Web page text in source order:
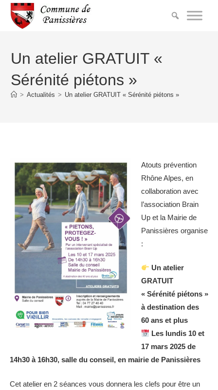
Un atelier GRATUIT «
Sérénité piétons »
> Actualités > Un atelier GRATUIT « Sérénité piétons »
Atouts prévention
Rhône Alpes, en
collaboration avec
l’association Brain
Up et la Mairie de
Panissières organise
:
Un atelier
GRATUIT
« Sérénité piétons »
à destination des
60 ans et plus
Les lundis 10 et
17 mars 2025 de
14h30 à 16h30, salle du conseil, en mairie de Panissières
Cet atelier en 2 séances vous donnera les clefs pour être un